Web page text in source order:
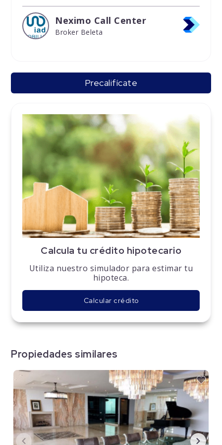
Neximo Call Center
Broker Beleta
Precalifícate
Calcula tu crédito hipotecario
Utiliza nuestro simulador para estimar tu
hipoteca.
Calcular crédito
Propiedades similares